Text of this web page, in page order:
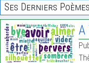
Ses Derniers Poèmes
A